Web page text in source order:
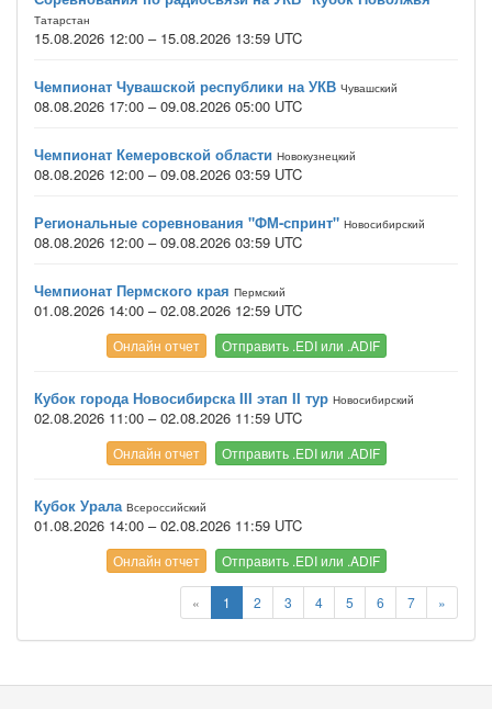
Татарстан
15.08.2026 12:00 – 15.08.2026 13:59 UTC
Чемпионат Чувашской республики на УКВ Чувашский
08.08.2026 17:00 – 09.08.2026 05:00 UTC
Чемпионат Кемеровской области Новокузнецкий
08.08.2026 12:00 – 09.08.2026 03:59 UTC
Региональные соревнования "ФМ-спринт" Новосибирский
08.08.2026 12:00 – 09.08.2026 03:59 UTC
Чемпионат Пермского края Пермский
01.08.2026 14:00 – 02.08.2026 12:59 UTC
Онлайн отчет Отправить .EDI или .ADIF
Кубок города Новосибирска III этап II тур Новосибирский
02.08.2026 11:00 – 02.08.2026 11:59 UTC
Онлайн отчет Отправить .EDI или .ADIF
Кубок Урала Всероссийский
01.08.2026 14:00 – 02.08.2026 11:59 UTC
Онлайн отчет Отправить .EDI или .ADIF
« 1 2 3 4 5 6 7 »